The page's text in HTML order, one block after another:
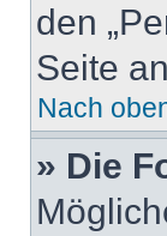
den
Seite
Nach
» Die